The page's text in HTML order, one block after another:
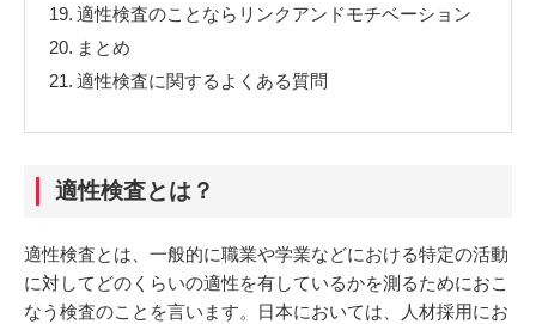
19. 適性検査のことならリンクアンドモチベーション
20. まとめ
21. 適性検査に関するよくある質問
適性検査とは？
適性検査とは、一般的に職業や学業などにおける特定の活動
に対してどのくらいの適性を有しているかを測るためにおこ
なう検査のことを言います。日本においては、人材採用にお